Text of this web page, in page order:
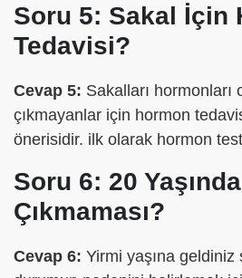
Soru 5: Sakal İçin
Tedavisi?
Cevap 5: Sakalları hormonları
çıkmayanlar için hormon
önerisidir. ilk olarak hormon testi
Soru 6: 20
Çıkmaması?
Cevap 6: Yirmi yaşına geldiniz